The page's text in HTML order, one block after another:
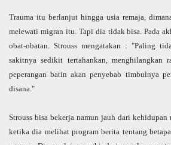
Trauma itu berlanjut hingga usia remaja,
melewati migran itu. Tapi dia tidak bisa. Pada
obat-obatan. Strouss mengatakan : "Paling
sakitnya sedikit tertahankan, menghilangkan
peperangan batin akan penyebab timbulnya
disana."
Strouss bisa bekerja namun jauh dari kehidupan
ketika dia melihat program berita tentang